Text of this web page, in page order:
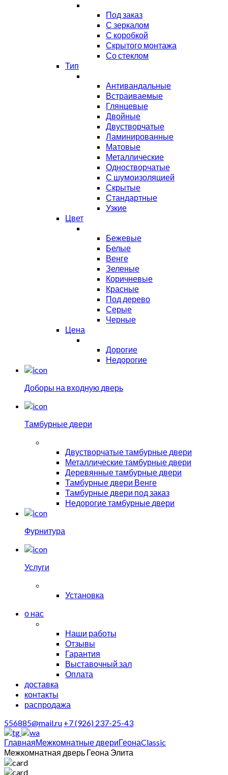
Под заказ
С зеркалом
С коробкой
Скрытого монтажа
Со стеклом
Тип
Антивандальные
Встраиваемые
Глянцевые
Двойные
Двустворчатые
Ламинированные
Матовые
Металлические
Одностворчатые
С шумоизоляцией
Скрытые
Стандартные
Узкие
Цвет
Бежевые
Белые
Венге
Зеленые
Коричневые
Красные
Под дерево
Серые
Черные
Цена
Дорогие
Недорогие
Доборы на входную дверь
Тамбурные двери
Двустворчатые тамбурные двери
Металлические тамбурные двери
Деревянные тамбурные двери
Тамбурные двери Венге
Тамбурные двери под заказ
Недорогие тамбурные двери
Фурнитура
Услуги
Установка
о нас
Наши работы
Отзывы
Гарантия
Выставочный зал
Оплата
доставка
контакты
распродажа
556885@mail.ru +7 (926) 237-25-43
ГлавнаяМежкомнатные двериГеонаClassic
Межкомнатная дверь Геона Элита